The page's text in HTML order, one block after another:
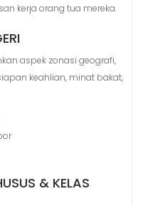
kerja orang tua mereka.
aspek zonasi geografi,
keahlian, minat bakat,
& KELAS